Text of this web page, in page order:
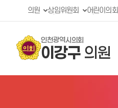
의원 상임위원회 어린이의회
인천광역시의회
이강구 의원